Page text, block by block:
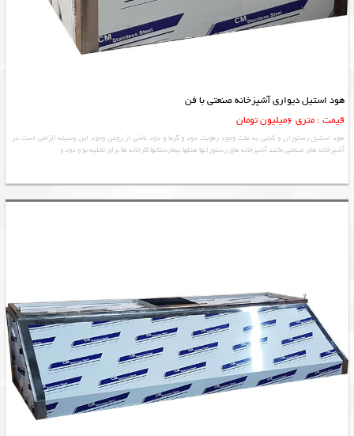
هود استیل دیواری آشپزخانه صنعتی با فن
قیمت : متری 6میلیون تومان
هود استیل رستوران و کبابی به علت وجود رطوبت دود و گرما و دود ناشی از روغن وجود این وسیله الزامی است در
آشپزخانه های صنعتی مانند آشپزخانه های رستورانها هتلها بیمارستانها کارخانه ها برای تخلیه بو و دود و